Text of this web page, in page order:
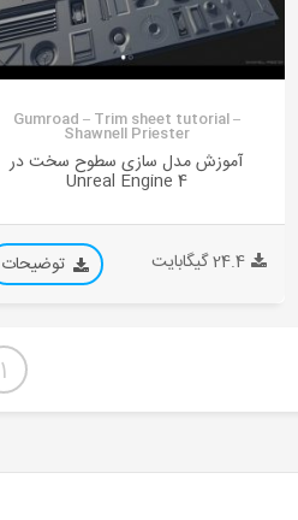
Gumroad – Trim sheet tutorial –
Shawnell Priester
آموزش مدل سازی سطوح سخت در
Unreal Engine 4
24.4 گیگابایت توضیحات
1